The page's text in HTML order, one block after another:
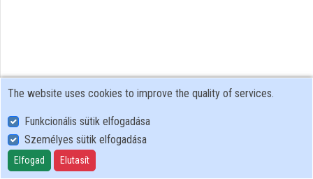
User Policy
Adatkezelési tájékoztató (en)
Cookie Policy
The website uses cookies to improve the quality of services.
Funkcionális sütik elfogadása
Személyes sütik elfogadása
Elfogad Elutasít